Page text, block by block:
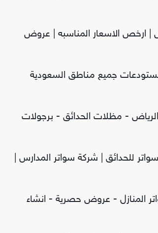
| ارخص الاسعار المناسبه | عروض
جميع مناطق السعودية
- مظلات الحدائق - برجولات
للحدائق | شركة سواتر المدارس |
المنازل - عروض حصرية - انشاء